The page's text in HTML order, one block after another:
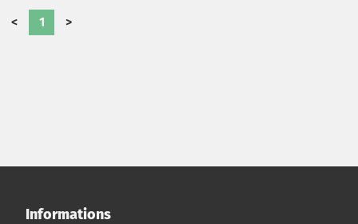
< 1 >
Informations